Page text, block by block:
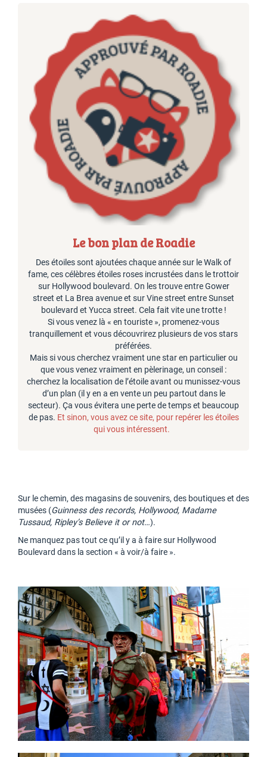
Le bon plan de Roadie
Des étoiles sont ajoutées chaque année sur le Walk of
fame, ces célèbres étoiles roses incrustées dans le trottoir
sur Hollywood boulevard. On les trouve entre Gower
street et La Brea avenue et sur Vine street entre Sunset
boulevard et Yucca street. Cela fait vite une trotte !
Si vous venez là « en touriste », promenez-vous
tranquillement et vous découvrirez plusieurs de vos stars
préférées.
Mais si vous cherchez vraiment une star en particulier ou
que vous venez vraiment en pèlerinage, un conseil :
cherchez la localisation de l’étoile avant ou munissez-vous
d’un plan (il y en a en vente un peu partout dans le
secteur). Ça vous évitera une perte de temps et beaucoup
de pas. Et sinon, vous avez ce site, pour repérer les étoiles
qui vous intéressent.
Sur le chemin, des magasins de souvenirs, des boutiques et des
musées (Guinness des records, Hollywood, Madame
Tussaud, Ripley’s Believe it or not…).
Ne manquez pas tout ce qu’il y a à faire sur Hollywood
Boulevard dans la section « à voir/à faire ».